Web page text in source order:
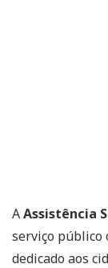
AAssistência
serviço público
dedicado aos